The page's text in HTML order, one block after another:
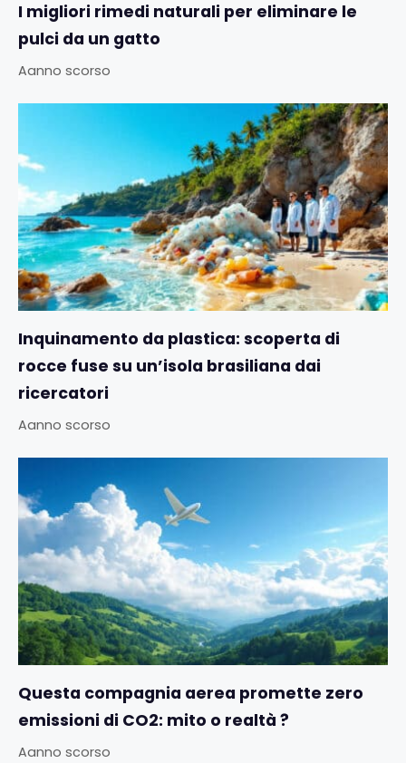
I migliori rimedi naturali per eliminare le
pulci da un gatto
Aanno scorso
Inquinamento da plastica: scoperta di
rocce fuse su un’isola brasiliana dai
ricercatori
Aanno scorso
Questa compagnia aerea promette zero
emissioni di CO2: mito o realtà ?
Aanno scorso